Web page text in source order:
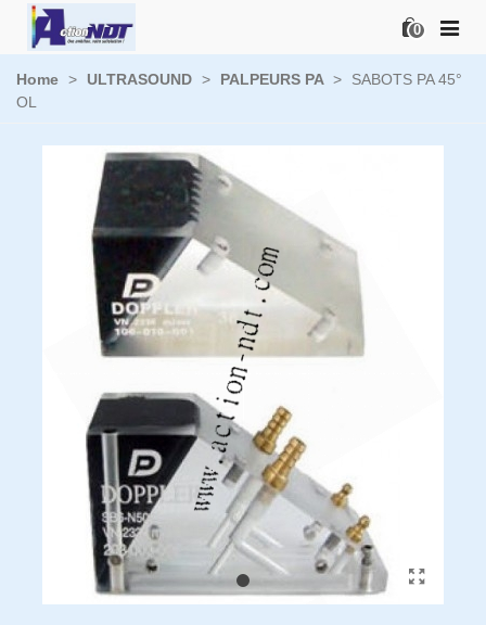
0
Home > ULTRASOUND > PALPEURS PA >
SABOTS PA 45°
OL